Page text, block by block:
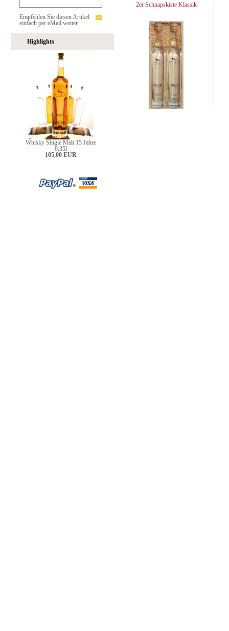
Empfehlen Sie diesen Artikel
einfach per eMail weiter.
Highlights
Whisky Single Malt 15 Jahre
0,35l
105,00 EUR
2er Schnapskiste Klassik